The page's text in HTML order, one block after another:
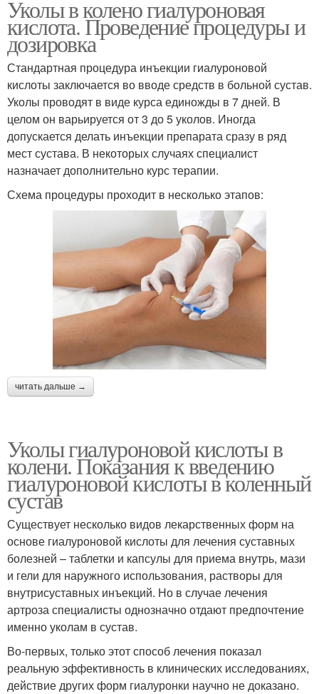
Уколы в колено гиалуроновая
кислота. Проведение процедуры и
дозировка
Стандартная процедура инъекции гиалуроновой
кислоты заключается во вводе средств в больной сустав.
Уколы проводят в виде курса единожды в 7 дней. В
целом он варьируется от 3 до 5 уколов. Иногда
допускается делать инъекции препарата сразу в ряд
мест сустава. В некоторых случаях специалист
назначает дополнительно курс терапии.
Схема процедуры проходит в несколько этапов:
читать дальше →
Уколы гиалуроновой кислоты в
колени. Показания к введению
гиалуроновой кислоты в коленный
сустав
Существует несколько видов лекарственных форм на
основе гиалуроновой кислоты для лечения суставных
болезней – таблетки и капсулы для приема внутрь, мази
и гели для наружного использования, растворы для
внутрисуставных инъекций. Но в случае лечения
артроза специалисты однозначно отдают предпочтение
именно уколам в сустав.
Во-первых, только этот способ лечения показал
реальную эффективность в клинических исследованиях,
действие других форм гиалуронки научно не доказано.